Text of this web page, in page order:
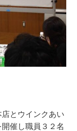
とウインクあい
催し職員３２名